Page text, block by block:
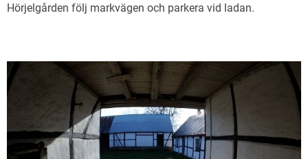
Hörjelgården följ markvägen och parkera vid ladan.